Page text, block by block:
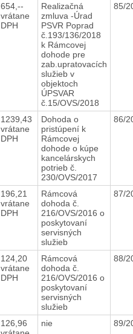
654,--
vrátane
DPH
Realizačná
zmluva -Úrad
PSVR Poprad
č.193/136/2018
k Rámcovej
dohode pre
zab.upratovacích
služieb v
objektoch
ÚPSVAR
č.15/OVS/2018
85/
1239,43
vrátane
DPH
Dohoda o
pristúpení k
Rámcovej
dohode o kúpe
kancelárskych
potrieb č.
230/OVS/2017
86/
196,21
vrátane
DPH
Rámcová
dohoda č.
216/OVS/2016 o
poskytovaní
servisných
služieb
87/
124,20
vrátane
DPH
Rámcová
dohoda č.
216/OVS/2016 o
poskytovaní
servisných
služieb
88/
126,96
nie 89/